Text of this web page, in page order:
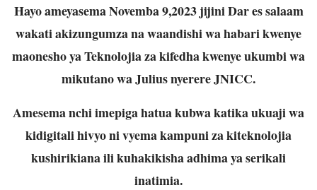
Hayo ameyasema Novemba 9,2023 jijini Dar es salaam
wakati akizungumza na waandishi wa habari kwenye
maonesho ya Teknolojia za kifedha kwenye ukumbi wa
mikutano wa Julius nyerere JNICC.
Amesema nchi imepiga hatua kubwa katika ukuaji wa
kidigitali hivyo ni vyema kampuni za kiteknolojia
kushirikiana ili kuhakikisha adhima ya serikali
inatimia.